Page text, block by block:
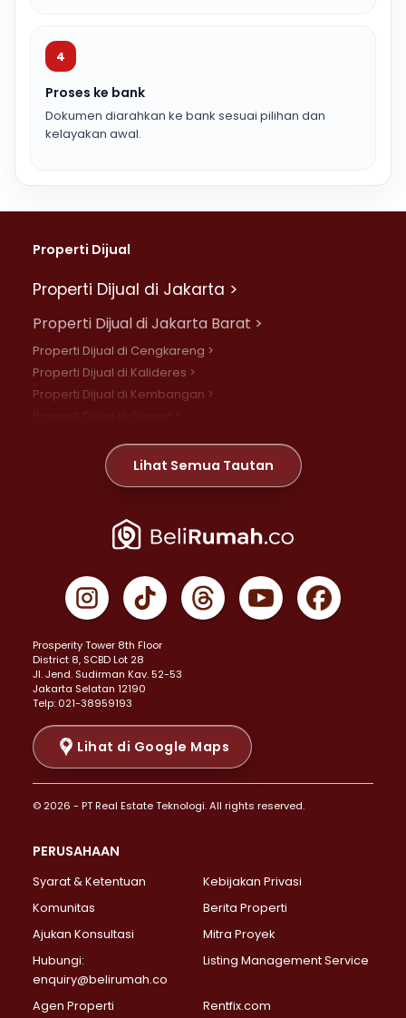
4
Proses ke bank
Dokumen diarahkan ke bank sesuai pilihan dan
kelayakan awal.
Properti Dijual
Properti Dijual di Jakarta >
Properti Dijual di Jakarta Barat >
Properti Dijual di Cengkareng >
Properti Dijual di Kalideres >
Properti Dijual di Kembangan >
Properti Dijual di Meruya >
Properti Dijual di Jelambar >
Properti Dijual di Jakarta Pusat >
Properti Dijual di Gambir >
Properti Dijual di Johar Baru >
Properti Dijual di Menteng >
Properti Dijual di Senen >
Properti Dijual di Tanah Abang >
Properti Dijual di Cikini >
Properti Dijual di Kramat >
Properti Dijual di Pasar Baru >
Properti Dijual di Bendungan Hilir >
Properti Dijual di Jakarta Selatan >
Properti Dijual di Lebak Bulus >
Properti Dijual di Gandaria Selatan >
Properti Dijual di Pondok Labu >
Properti Dijual di Lenteng Agung >
Properti Dijual di Senayan >
Properti Dijual di Pondok Pinang >
Lihat Semua Tautan
Prosperity Tower 8th Floor
District 8, SCBD Lot 28
JI. Jend. Sudirman Kav. 52-53
Jakarta Selatan 12190
Telp: 021-38959193
Lihat di Google Maps
© 2026 - PT Real Estate Teknologi. All rights reserved.
PERUSAHAAN
Syarat & Ketentuan
Kebijakan Privasi
Komunitas
Berita Properti
Ajukan Konsultasi
Mitra Proyek
Hubungi:
enquiry@belirumah.co
Listing Management Service
Agen Properti Rentfix.com